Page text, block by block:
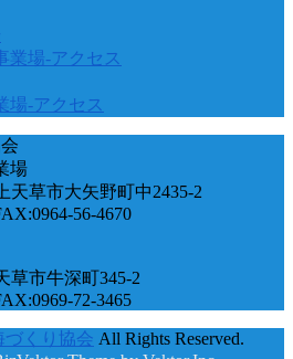
業場-アクセス
場-アクセス
場
天草市大矢野町中2435-2
56-4670
草市牛深町345-2
72-3465
づくり協会 All Rights Reserved.